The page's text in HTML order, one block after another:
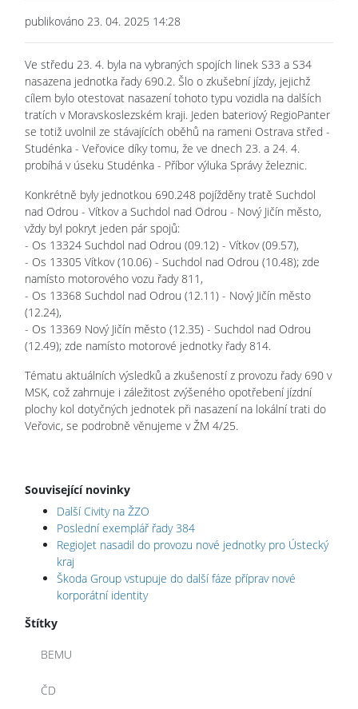
publikováno 23. 04. 2025 14:28
Ve středu 23. 4. byla na vybraných spojích linek S33 a S34
nasazena jednotka řady 690.2. Šlo o zkušební jízdy, jejichž
cílem bylo otestovat nasazení tohoto typu vozidla na dalších
tratích v Moravskoslezském kraji. Jeden bateriový RegioPanter
se totiž uvolnil ze stávajících oběhů na rameni Ostrava střed -
Studénka - Veřovice díky tomu, že ve dnech 23. a 24. 4.
probíhá v úseku Studénka - Příbor výluka Správy železnic.
Konkrétně byly jednotkou 690.248 pojížděny tratě Suchdol
nad Odrou - Vítkov a Suchdol nad Odrou - Nový Jičín město,
vždy byl pokryt jeden pár spojů:
- Os 13324 Suchdol nad Odrou (09.12) - Vítkov (09.57),
- Os 13305 Vítkov (10.06) - Suchdol nad Odrou (10.48); zde
namísto motorového vozu řady 811,
- Os 13368 Suchdol nad Odrou (12.11) - Nový Jičín město
(12.24),
- Os 13369 Nový Jičín město (12.35) - Suchdol nad Odrou
(12.49); zde namísto motorové jednotky řady 814.
Tématu aktuálních výsledků a zkušeností z provozu řady 690 v
MSK, což zahrnuje i záležitost zvýšeného opotřebení jízdní
plochy kol dotyčných jednotek při nasazení na lokální trati do
Veřovic, se podrobně věnujeme v ŽM 4/25.
Související novinky
Další Civity na ŽZO
Poslední exemplář řady 384
RegioJet nasadil do provozu nové jednotky pro Ústecký
kraj
Škoda Group vstupuje do další fáze příprav nové
korporátní identity
Štítky
BEMU
ČD